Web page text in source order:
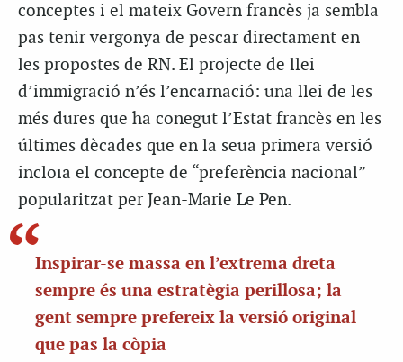
conceptes i el mateix Govern francès ja sembla
pas tenir vergonya de pescar directament en
les propostes de RN. El projecte de llei
d’immigració n’és l’encarnació: una llei de les
més dures que ha conegut l’Estat francès en les
últimes dècades que en la seua primera versió
incloïa el concepte de “preferència nacional”
popularitzat per Jean-Marie Le Pen.
Inspirar-se massa en l’extrema dreta
sempre és una estratègia perillosa; la
gent sempre prefereix la versió original
que pas la còpia